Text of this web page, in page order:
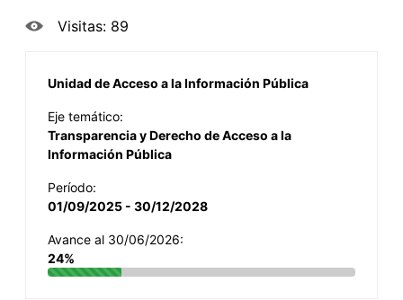
Visitas: 89
Unidad de Acceso a la Información Pública
Eje temático:
Transparencia y Derecho de Acceso a la
Información Pública
Período:
01/09/2025 - 30/12/2028
Avance al 30/06/2026:
24%